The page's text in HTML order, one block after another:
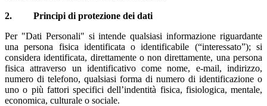
2. Principi di protezione dei dati
Per "Dati Personali" si intende qualsiasi informazione riguardante
una persona fisica identificata o identificabile (“interessato”); si
considera identificata, direttamente o non direttamente, una persona
fisica attraverso un identificativo come nome, e-mail, indirizzo,
numero di telefono, qualsiasi forma di numero di identificazione o
uno o più fattori specifici dell’indentità fisica, fisiologica, mentale,
economica, culturale o sociale.